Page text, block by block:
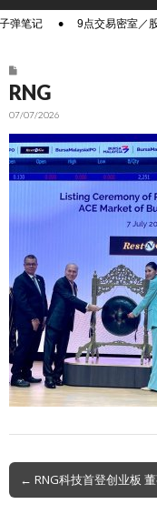
弹笔记 9点交易密室／
RNG
07/07/2026
Post
navigation
← RNG科技首登创业板